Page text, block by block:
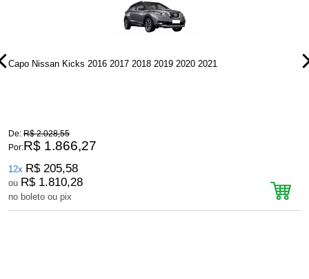
Capo Nissan Kicks 2016 2017 2018 2019 2020 2021
De: R$ 2.028,55
Por:R$ 1.866,27
12x R$ 205,58
ou R$ 1.810,28
no boleto ou pix